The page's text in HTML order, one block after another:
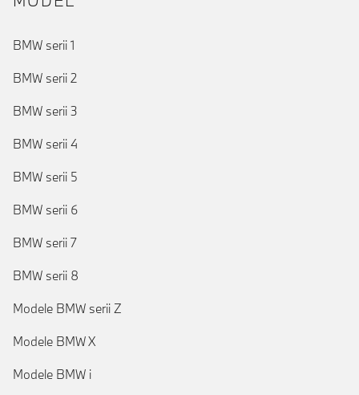
BMW serii 1
BMW serii 2
BMW serii 3
BMW serii 4
BMW serii 5
BMW serii 6
BMW serii 7
BMW serii 8
Modele BMW serii Z
Modele BMW X
Modele BMW i